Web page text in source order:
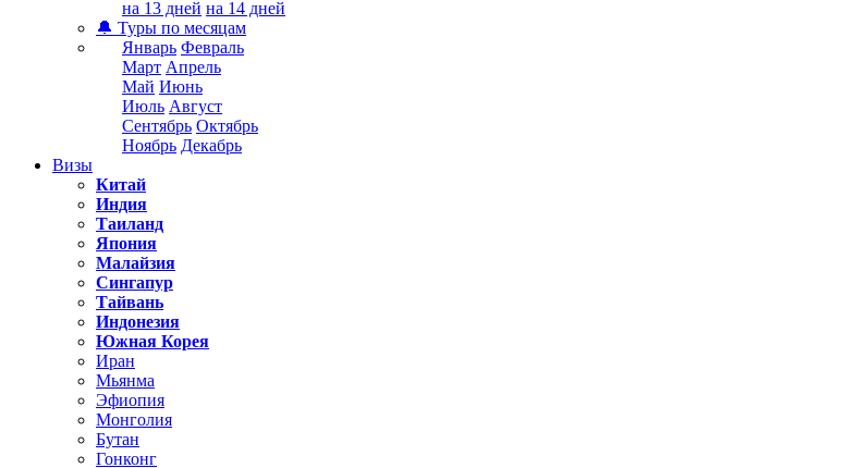
на 13 дней на 14 дней
🔔 Туры по месяцам
Январь Февраль
Март Апрель
Май Июнь
Июль Август
Сентябрь Октябрь
Ноябрь Декабрь
Визы
Китай
Индия
Таиланд
Япония
Малайзия
Сингапур
Тайвань
Индонезия
Южная Корея
Иран
Мьянма
Эфиопия
Монголия
Бутан
Гонконг